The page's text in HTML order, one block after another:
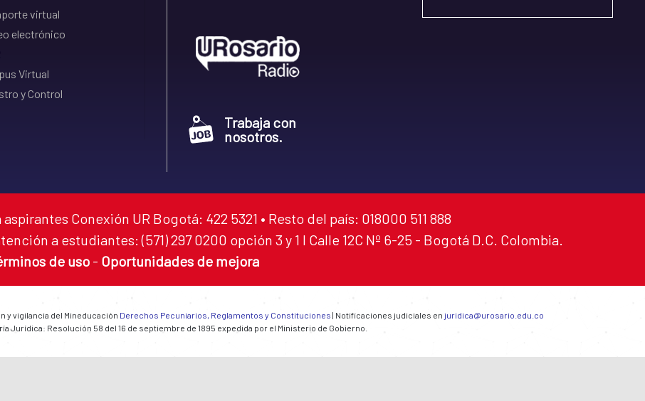
virtual
electrónico
Virtual
y Control
Trabaja con
nosotros.
Conexión UR Bogotá: 422 5321 • Resto del país: 018000 511 888
a estudiantes: (571) 297 0200 opción 3 y 1 I Calle 12C Nº 6-25 - Bogotá D.C. Colombia.
de uso - Oportunidades de mejora
y vigilancia del Mineducación Derechos Pecuniarios, Reglamentos y Constituciones | Notificaciones judiciales en juridica@urosario.edu.co
Jurídica: Resolución 58 del 16 de septiembre de 1895 expedida por el Ministerio de Gobierno.